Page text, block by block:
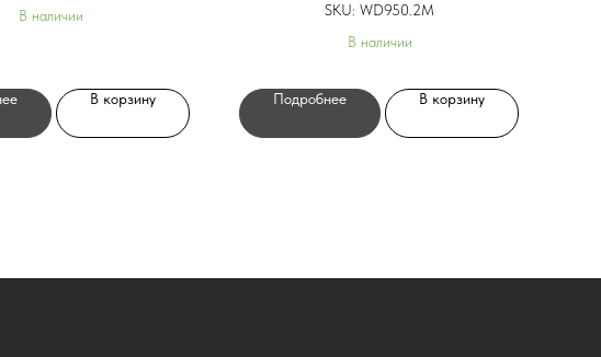
В наличии
В корзину
SKU: WD950.2M
В наличии
Подробнее В корзину